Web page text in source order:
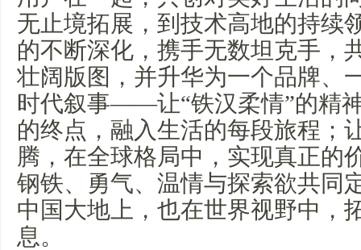
无止境拓展，到技术高地的持续
的不断深化，携手无数坦克手，
壮阔版图，并升华为一个品牌、
时代叙事——让“铁汉柔情”的精
的终点，融入生活的每段旅程；
腾，在全球格局中，实现真正的
钢铁、勇气、温情与探索欲共同
中国大地上，也在世界视野中，
息。